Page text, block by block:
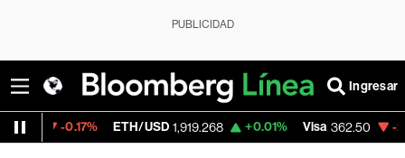
PUBLICIDAD
Ingresar
ETH/USD 1,919.268 +0.01% Visa 362.50 -2.15%